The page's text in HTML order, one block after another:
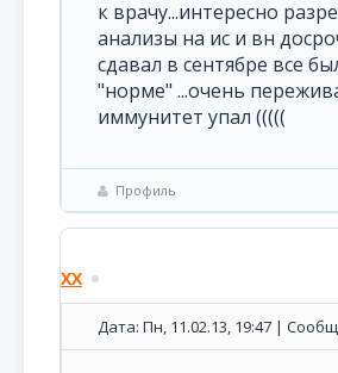
к врачу...интересно
анализы на ис и вн
сдавал в сентябре все
"норме" ...очень
иммунитет упал (((((
Профиль
XX
Дата: Пн, 11.02.13, 19:47 |